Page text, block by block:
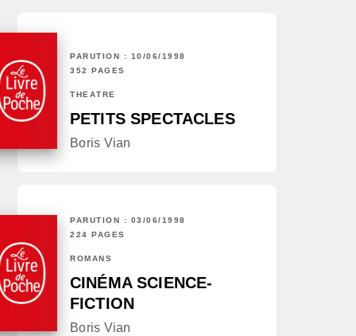
PARUTION : 10/06/1998
352 PAGES
THÉÂTRE
PETITS SPECTACLES
Boris Vian
PARUTION : 03/06/1998
224 PAGES
ROMANS
CINÉMA SCIENCE-
FICTION
Boris Vian